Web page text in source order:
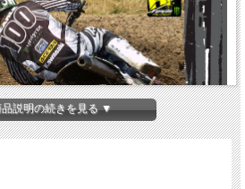
説明の続きを見る ▼